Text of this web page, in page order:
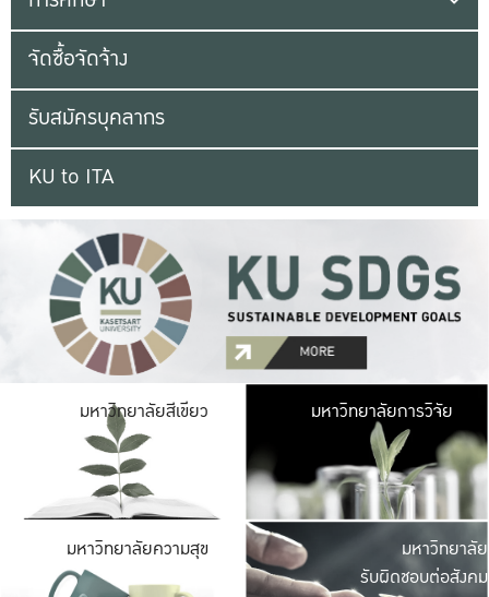
จัดซื้อจัดจ้าง
รับสมัครบุคลากร
KU to ITA
มหาวิทยาลัยสีเขียว มหาวิ
มีพื้นที่เขียวสดใส
เป็นป่าในเมือง เกษต
มหาวิทยาลัยการวิจัย
มหาวิทยาลัยความสุข มหาวิ
ค
เปิดประ
มหาวิทยาลัย
รับผิดชอบต่อสังคม